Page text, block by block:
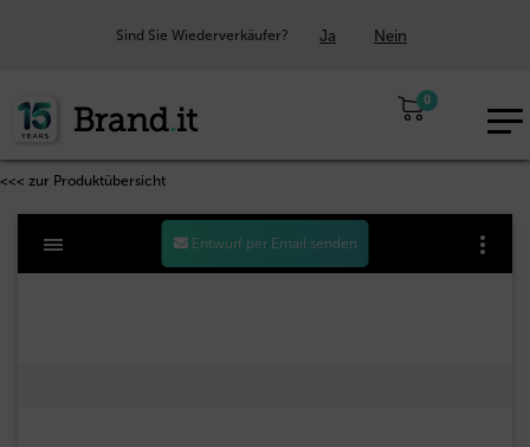
Sind Sie Wiederverkäufer? Ja Nein
0
DE
<<< zur Produktübersicht
Entwurf per Email senden